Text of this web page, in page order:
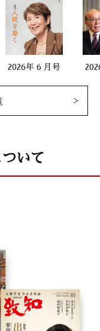
2026年 6 月号
いて